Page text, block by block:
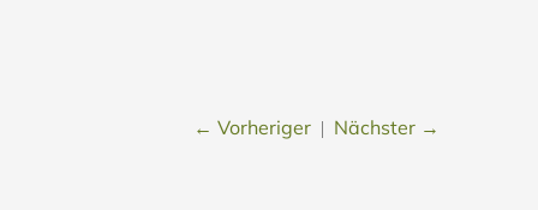
← Vorheriger | Nächster →